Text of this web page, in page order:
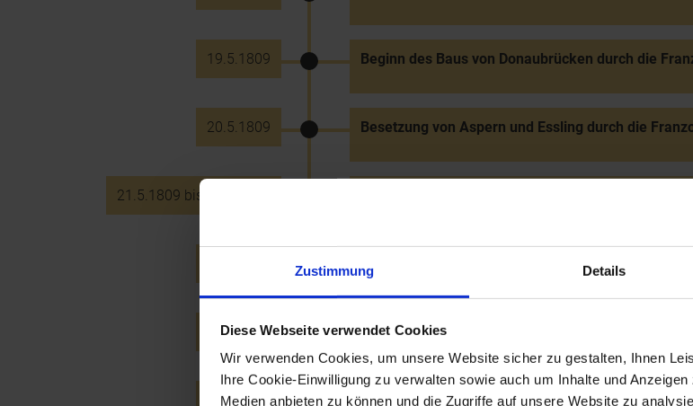
Zustimmung Details
Diese Webseite verwendet Cookies
Wir verwenden Cookies, um unsere Website sicher zu gestalten, Ihnen
Ihre Cookie-Einwilligung zu verwalten sowie auch um Inhalte und
Medien anbieten zu können und die Zugriffe auf unsere Website zu
19.5.1809 Beginn des Baus von Donaubrücken durch die
20.5.1809 Besetzung von Aspern und Essling durch die
21.5.1809 bis 22.5.1809
Rückzug der Franzosen in die Lobau
31.5.1809 Tod Joseph Haydns in Wien
17.6.1809
Prozess in St. Pölten wegen Widerstands gegen die